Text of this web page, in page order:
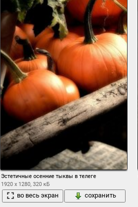
Эстетичные осенние тыквы в телеге
1920 x 1280, 320 кБ
во весь экран сохранить